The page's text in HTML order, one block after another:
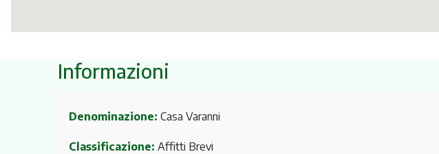
Informazioni
Denominazione: Casa Varanni
Classificazione: Affitti Brevi